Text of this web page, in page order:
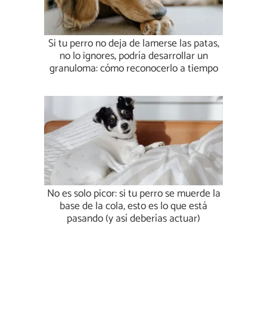
Si tu perro no deja de lamerse las patas,
no lo ignores, podría desarrollar un
granuloma: cómo reconocerlo a tiempo
No es solo picor: si tu perro se muerde la
base de la cola, esto es lo que está
pasando (y así deberías actuar)